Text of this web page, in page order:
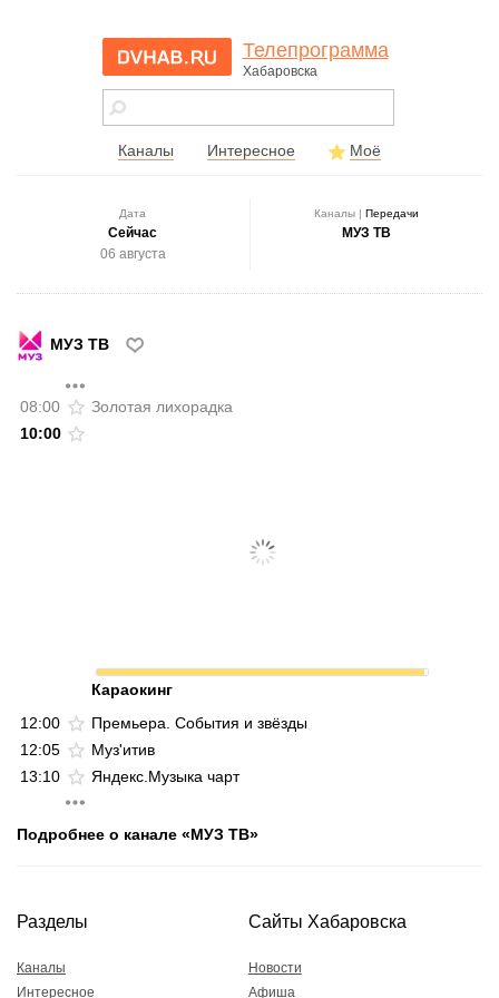
dvhab.ru - сайт
города
Телепрограмма
Хабаровска
Каналы Интересное Моё
Дата
Сейчас
06 августа
Каналы | Передачи
МУЗ ТВ
МУЗ ТВ
08:00
Золотая лихорадка
10:00
Караокинг
12:00
Премьера. События и звёзды
12:05
Муз'итив
13:10
Яндекс.Музыка чарт
Подробнее о канале «МУЗ ТВ»
Разделы
Каналы
Интересное
Сайты Хабаровска
Новости
Афиша